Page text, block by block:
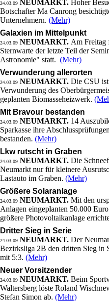
24.03.09 NEUMARKT. Hoher
Botschafter Ma Canrong
Unternehmern. (Mehr)
Galaxien im Mittelpunkt
24.03.09 NEUMARKT. Am Freitag
Sternwarte der letzte Teil der
Astronomie" statt. (Mehr)
Verwunderung allerorten
24.03.09 NEUMARKT. Die CSU
Verwunderung des
geplanten Biomasseheizwerk.
Mit Bravour bestanden
24.03.09 NEUMARKT. 14
Sparkasse ihre
bestanden. (Mehr)
Lkw rutscht in Graben
24.03.09 NEUMARKT. Die
Neumarkt nur für kleinere
Lastauto im Graben. (Mehr)
Größere Solaranlage
24.03.09 NEUMARKT. Mit den
Anlagen eingeplanten 50.000
größere Photovoltaikanlage
Dritter Sieg in Serie
24.03.09 NEUMARKT. Der
Bezirksliga 2B den dritten Sieg in
mit 5:3. (Mehr)
Neuer Vorsitzender
24.03.09 NEUMARKT. Beim
Waltersberg löste Roland
Stefan Simon ab. (Mehr)